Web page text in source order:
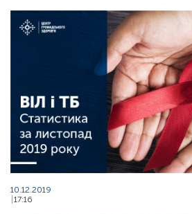
10.12.2019
17:16